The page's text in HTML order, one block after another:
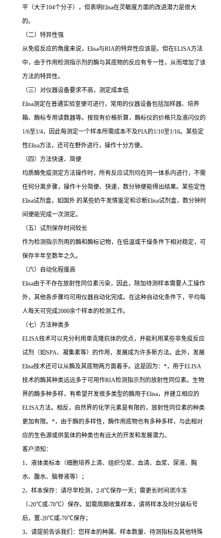
平（大于104个分子），但表明Elisa在灵敏度方面的改进潜力是很大
的。
（二）特异性强
从免疫反应的角度来说， Elisa与RIA的特异性应该是。但在ELISA方法
中，由于作用检测指示剂的酶与其底物的反应有专一性，从而增加了该
方法的特异性。
（三）对仪器设备要求不高，测定成本低
Elisa测定在普通实验室便可进行，常用的仪器设备包括加样器、培养
箱、酶标专用读数器等。按现有价格折算，酶标仪的价格只及液闪仪的
1/6至1/4，因此每测定一个样本所需成本不及PIA的1/10至1/16。某些定
性Elisa方法，还可在野外进行，操作十分方便。
（四）方法快速、简便
均质酶免疫测定方法操作时，所有反应试剂均在同一体系内进行，不需
任何分离步骤，操作十分简便、快速，数分钟便能得出结果。某些定性
Elisa试剂盒，如国外 的某些奶牛发情鉴定和诊断Elisa试剂盒，数分钟时
间便能完成一次测定。
（五）试剂保存时间较长
作为检测指示剂用的酶和酶标记物，在低温或干燥条件下相对稳定，可
保存半年至数年之久。
（六）自动化程度高
Elisa由于不存在放射性同位素污染，因此，除加待测样本需要人工操作
外，其他各步骤均可用仪器自动化完成。在这种自动化条件下，平均每
人每天可完成2000余个样本的检测工作。
（七）方法种类多
ELISA技术可以充分利用单克隆抗体的优点，并能利用某些非免疫反应
试剂（如SPA、凝集素等）的作用，发展成为许多新方法。此外，发展
Elisa技术还可以从酶及其底物两方面着手。这是因为： *，用于ELISA
技术的酶其种类远远多于可用作RIA检测指示剂的放射性同位素。生物
界的酶多种多样，有希望开发很多类型的酶用于Elisa，并建立相应的
ELISA方法。相反，自然界的化学元素是有限的，放射性同位素的种类
更加有限。 *，由于酶的多样性，酶作用底物也有多种多样，与此相对
应的生色源或供氢体的种类也有远大的开发和发展潜力。
客户须知：
1、液体类标本（细胞培养上清、组织匀浆、血清、血浆、尿液、胸
水、腹水、脑脊液等）；
2、样本保存：请尽早检测， 2-8℃保存一天；需更长时间须冷冻
（-20℃或-70℃）保存。如需周期收集样本，请将样本及时分装标号
后，置-20℃或-70℃保存；
3、请提前告诉我们：您样本的种属、样本数量、待测指标及其他特殊